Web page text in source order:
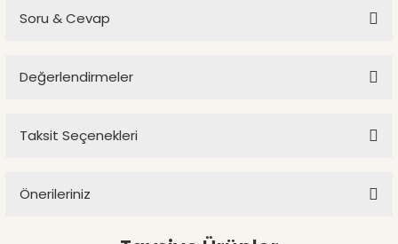
Soru & Cevap
Değerlendirmeler
Taksit Seçenekleri
Önerileriniz
Bu ürünün fiyat bilgisi, resim, ürün açıklamalarında ve diğer